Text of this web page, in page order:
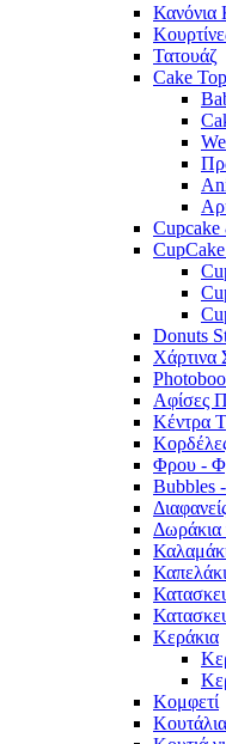
Κανόνια
Τατουάζ
Cake
Cupcake
Donuts
Χάρτινα
Αφίσες
Κέντρα
Φρου -
Bubbles
Δωράκια
Κεράκια
Κομφετί